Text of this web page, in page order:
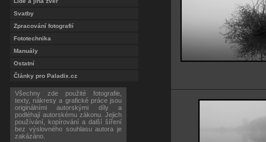
Svatby
Zpracování fotografií
Fototechnika
Manuály
Ostatní
Články pro Paladix.cz
Všechny zde použité fotografie,
texty, nákresy a grafické práce jsou
originálními autorskými díly a
podléhají autorskému zákonu. Jejich
používání, kopírování a další šíření
bez výslovného souhlasu autora je
zakázáno.